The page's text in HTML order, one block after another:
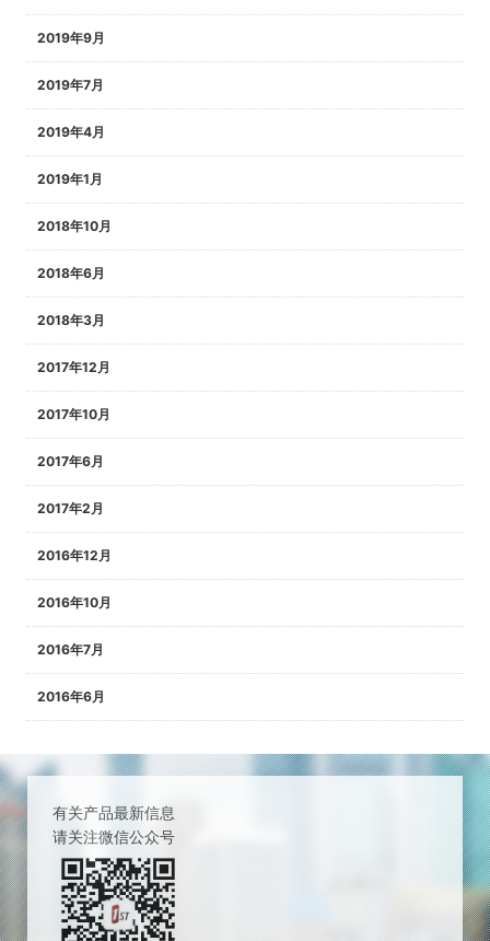
2019年9月
2019年7月
2019年4月
2019年1月
2018年10月
2018年6月
2018年3月
2017年12月
2017年10月
2017年6月
2017年2月
2016年12月
2016年10月
2016年7月
2016年6月
有关产品最新信息
请关注微信公众号